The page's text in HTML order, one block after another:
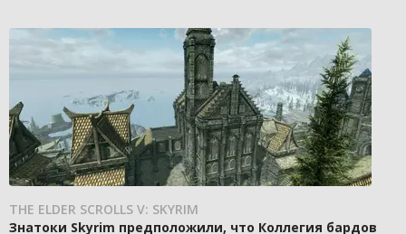
THE ELDER SCROLLS V: SKYRIM
Знатоки Skyrim предположили, что Коллегия бардов